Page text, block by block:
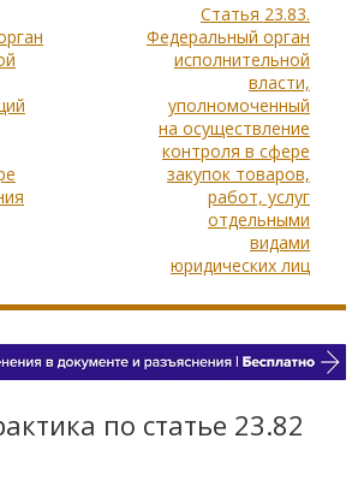
Статья 23.83.
Федеральный орган
исполнительной
власти,
уполномоченный
на осуществление
контроля в сфере
закупок товаров,
работ, услуг
отдельными
видами
юридических лиц
по статье 23.82